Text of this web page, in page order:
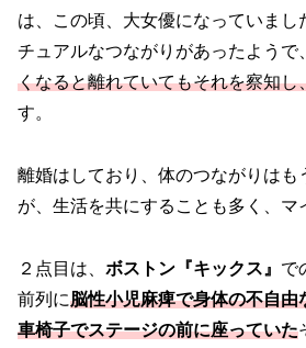
は、この頃、大女優になっていまし
チュアルなつながりがあったようで、
くなると離れていてもそれを察知し
す。
離婚はしており、体のつながりはも
が、生活を共にすることも多く、マ
２点目は、 ボストン『キックス』 で
前列に脳性小児麻痺で身体の不自由
車椅子でステージの前に座っていた